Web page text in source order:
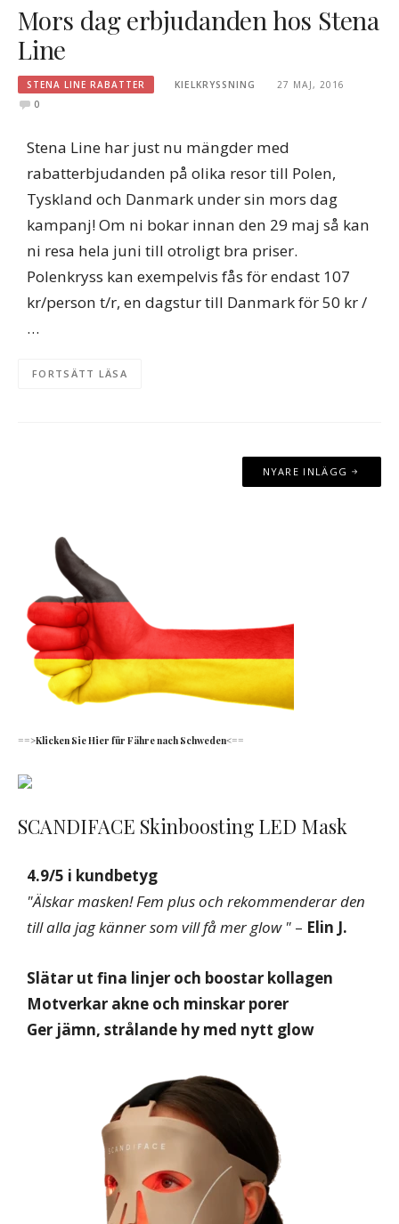
Mors dag erbjudanden hos Stena
Line
STENA LINE RABATTER KIELKRYSSNING
27 MAJ, 2016
0
Stena Line har just nu mängder med
rabatterbjudanden på olika resor till Polen,
Tyskland och Danmark under sin mors dag
kampanj! Om ni bokar innan den 29 maj så kan
ni resa hela juni till otroligt bra priser.
Polenkryss kan exempelvis fås för endast 107
kr/person t/r, en dagstur till Danmark för 50 kr /
…
FORTSÄTT LÄSA
NYARE INLÄGG
==>Klicken Sie Hier für Fähre nach Schweden<==
SCANDIFACE Skinboosting LED Mask
4.9/5 i kundbetyg
"Älskar masken! Fem plus och rekommenderar den
till alla jag känner som vill få mer glow " – Elin J.
Slätar ut fina linjer och boostar kollagen
Motverkar akne och minskar porer
Ger jämn, strålande hy med nytt glow